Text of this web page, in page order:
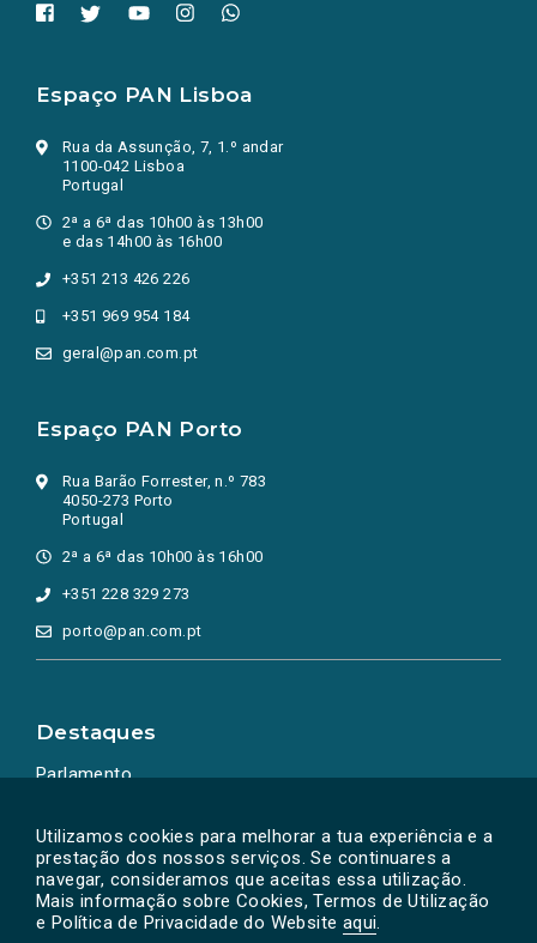
Utilizamos cookies para melhorar a tua experiência e a
prestação dos nossos serviços. Se continuares a
navegar, consideramos que aceitas essa utilização.
Mais informação sobre Cookies, Termos de Utilização
e Política de Privacidade do Website aqui.
Espaço PAN Lisboa
Rua da Assunção, 7, 1.º andar
1100-042 Lisboa
Portugal
2ª a 6ª das 10h00 às 13h00
e das 14h00 às 16h00
+351 213 426 226
+351 969 954 184
geral@pan.com.pt
Espaço PAN Porto
Rua Barão Forrester, n.º 783
4050-273 Porto
Portugal
2ª a 6ª das 10h00 às 16h00
+351 228 329 273
porto@pan.com.pt
Destaques
Parlamento